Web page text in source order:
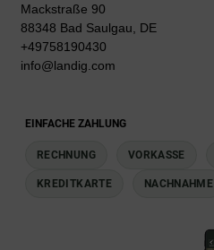
Mackstraße 90
88348 Bad Saulgau, DE
+49758190430
info@landig.com
EINFACHE ZAHLUNG
RECHNUNG VORKASSE
KREDITKARTE NACHNAHME